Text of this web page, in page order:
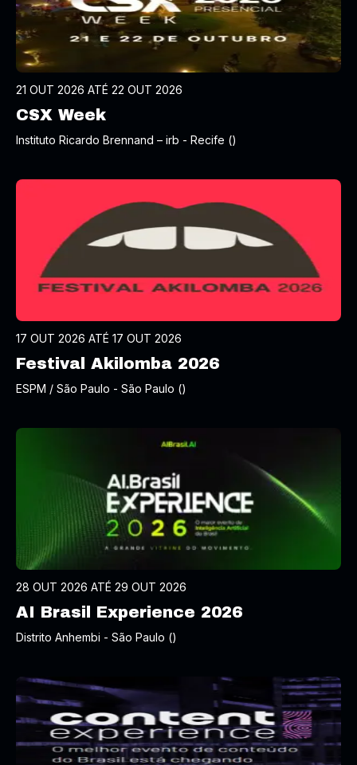
21 OUT 2026 ATÉ 22 OUT 2026
CSX Week
Instituto Ricardo Brennand – irb - Recife ()
17 OUT 2026 ATÉ 17 OUT 2026
Festival Akilomba 2026
ESPM / São Paulo - São Paulo ()
28 OUT 2026 ATÉ 29 OUT 2026
AI Brasil Experience 2026
Distrito Anhembi - São Paulo ()